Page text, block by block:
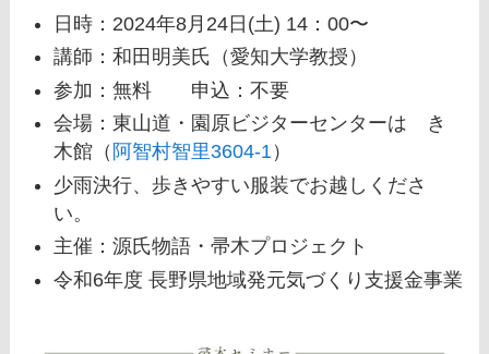
日時：2024年8月24日(土) 14：00〜
講師：和田明美氏（愛知大学教授）
参加：無料 申込：不要
会場：東山道・園原ビジターセンターはゝき
木館（ 阿智村智里3604-1）
少雨決行、歩きやすい服装でお越しくださ
い。
主催：源氏物語・帚木プロジェクト
令和6年度 長野県地域発元気づくり支援金事業